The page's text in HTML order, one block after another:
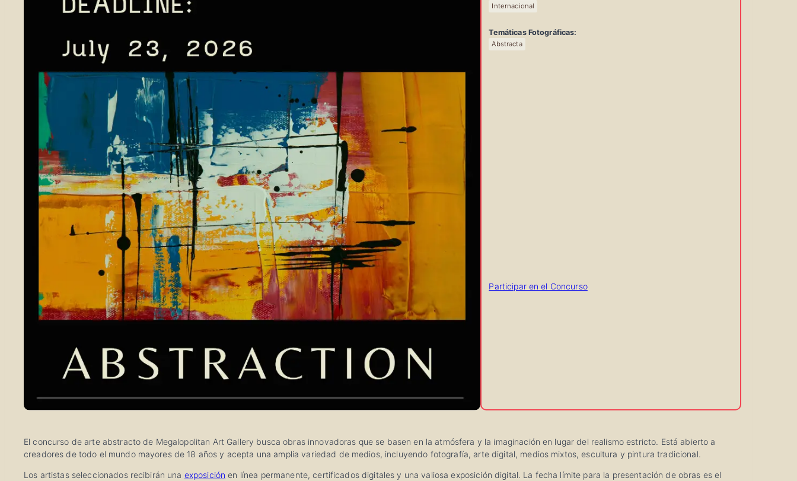
Internacional
Temáticas Fotográficas:
Abstracta
Participar en el Concurso
El concurso de arte abstracto de Megalopolitan Art Gallery busca obras innovadoras que se basen en la atmósfera y la imaginación en lugar del realismo estricto. Está abierto a
creadores de todo el mundo mayores de 18 años y acepta una amplia variedad de medios, incluyendo fotografía, arte digital, medios mixtos, escultura y pintura tradicional.
Los artistas seleccionados recibirán una exposición en línea permanente, certificados digitales y una valiosa exposición digital. La fecha límite para la presentación de obras es el